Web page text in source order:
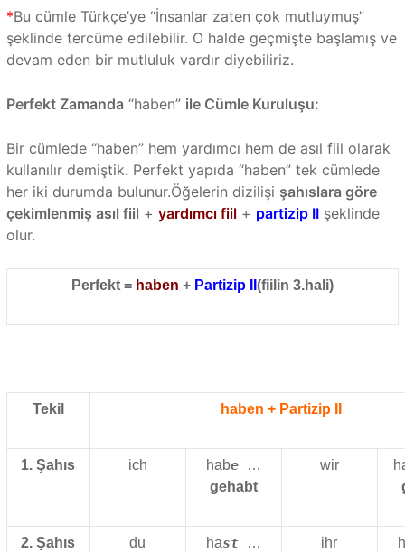
*Bu cümle Türkçe’ye “İnsanlar zaten çok mutluymuş”
şeklinde tercüme edilebilir. O halde geçmişte başlamış ve
devam eden bir mutluluk vardır diyebiliriz.
Perfekt Zamanda “haben” ile Cümle Kuruluşu:
Bir cümlede “haben” hem yardımcı hem de asıl fiil olarak
kullanılır demiştik. Perfekt yapıda “haben” tek cümlede
her iki durumda bulunur.Öğelerin dizilişi şahıslara göre
çekimlenmiş asıl fiil + yardımcı fiil+ partizip IIşeklinde
olur.
Perfekt = haben +Partizip II (fiilin 3.hali)
Tekil haben + Partizip II
1. Şahıs ich habe
…
gehabt
wir
2. Şahıs du hast
…
ihr